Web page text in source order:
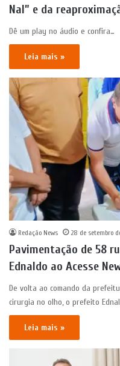
Nal” e da
Dê um play no áudio e confira…
Leia mais »
Redação News 28 de setembro
Pavimentação de 58
Ednaldo ao Acesse
De volta ao comando da
cirurgia no olho, o prefeito
Leia mais »